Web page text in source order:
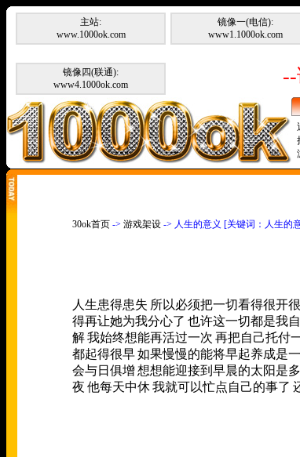
主站:
www.1000ok.com
镜像一(电信):
www1.1000ok.com
镜像四(联通):
www4.1000ok.com
30ok首页 -> 游戏架设 -> 人生的意义 [关键词：人生的
人生患得患失 所以必须把一切看得很开
得再让她为我分心了 也许这一切都是我
解我始终想能再活过一次 再把自己托付
都起得很早如果慢慢的能将早起养成是
会与日俱增 想想能迎接到早晨的太阳是
夜 他每天中休我就可以忙点自己的事了